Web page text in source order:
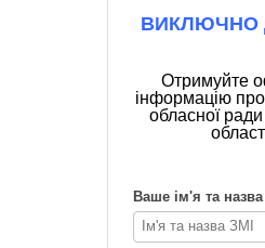
ВИКЛЮЧНО
Отримуйте
інформацію про
обласної
Ваше ім'я та